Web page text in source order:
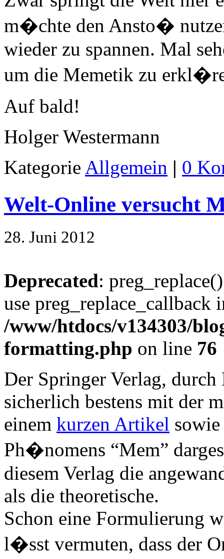
m�chte den Ansto�
wieder zu spannen. Mal
um die Memetik zu
Auf bald!
Holger Westermann
Kategorie Allgemein | 0
Welt-Online versucht
28. Juni 2012
Deprecated:
use preg_replace_callback
/www/htdocs/v134303/
formatting.php on line 76
Der Springer Verlag,
sicherlich bestens mit der
einem kurzen Artikel
Ph�nomens “Mem”
diesem Verlag die
als die theoretische.
Schon eine Formulierung
l�sst vermuten, dass der